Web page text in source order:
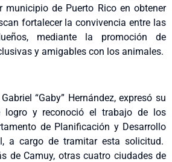
municipio de Puerto Rico en obtener
fortalecer la convivencia entre las
mediante la promoción de
y amigables con los animales.
“Gaby” Hernández, expresó su
logro y reconoció el trabajo de los
de Planificación y Desarrollo
a cargo de tramitar esta solicitud.
de Camuy, otras cuatro ciudades de